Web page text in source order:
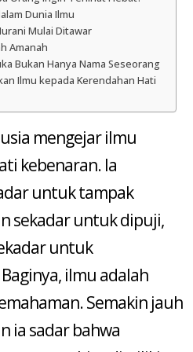
Dunia Ilmu
Mulai Ditawar
Amanah
Bukan Hanya Nama Seseorang
Ilmu kepada Kerendahan Hati
mengejar ilmu
kebenaran. Ia
untuk tampak
sekadar untuk dipuji,
untuk
ilmu adalah
Semakin jauh
ia sadar bahwa